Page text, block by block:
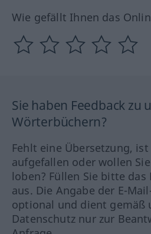
Wie gefällt Ihnen das
Sie haben Feedback zu
Wörterbüchern?
Fehlt eine Übersetzung,
aufgefallen oder wollen
loben? Füllen Sie bitte das
aus. Die Angabe der E-
optional und dient gemäß
Datenschutz nur zur